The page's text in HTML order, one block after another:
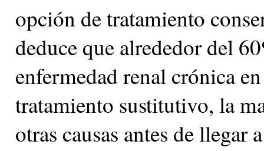
opción de tratamiento
deduce que alrededor del
enfermedad renal crónica
tratamiento sustitutivo, la
otras causas antes de llegar